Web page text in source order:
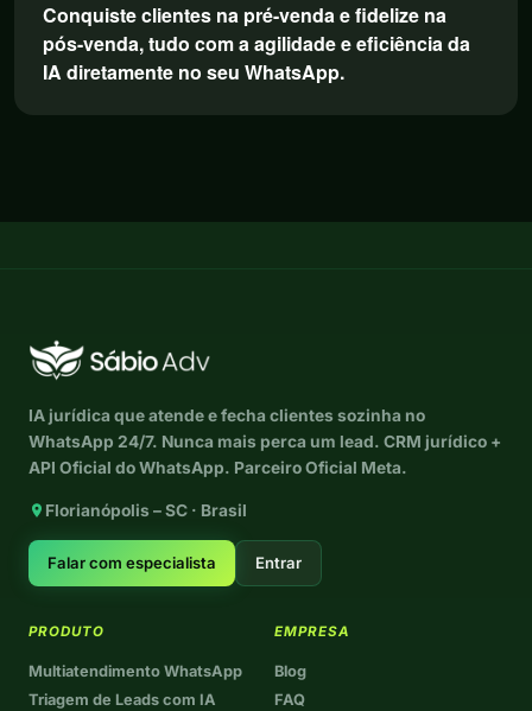
Conquiste clientes na pré-venda e fidelize na
pós-venda, tudo com a agilidade e eficiência da
IA diretamente no seu WhatsApp.
IA jurídica que atende e fecha clientes sozinha no
WhatsApp 24/7. Nunca mais perca um lead. CRM jurídico +
API Oficial do WhatsApp. Parceiro Oficial Meta.
Florianópolis – SC · Brasil
Falar com especialista Entrar
PRODUTO
Multiatendimento WhatsApp
Triagem de Leads com IA
EMPRESA
Blog
FAQ